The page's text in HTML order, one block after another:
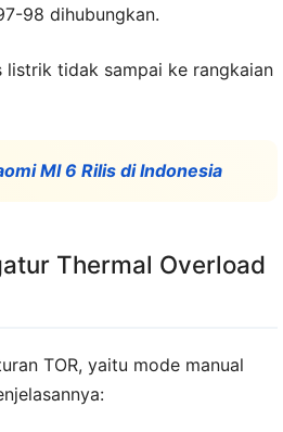
98 dihubungkan.
listrik tidak sampai ke rangkaian
MI 6 Rilis di Indonesia
Thermal Overload
TOR, yaitu mode manual